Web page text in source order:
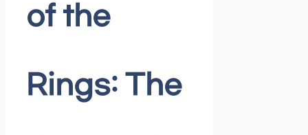
of the
Rings: The